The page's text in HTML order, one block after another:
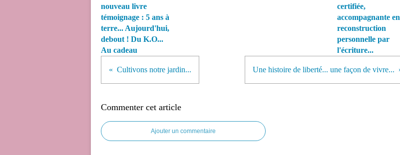
nouveau livre
témoignage : 5 ans à
terre... Aujourd'hui,
debout ! Du K.O...
Au cadeau
certifiée,
accompagnante en
reconstruction
personnelle par
l'écriture...
Cultivons notre jardin... Une histoire de liberté... une façon de vivre...
Commenter cet article
Ajouter un commentaire